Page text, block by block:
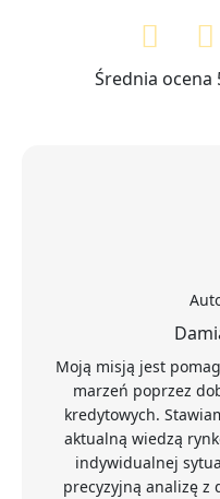
Średnia ocena
Moją misją jest
marzeń poprzez
kredytowych.
aktualną wiedzą
indywidualnej
precyzyjną analizę z